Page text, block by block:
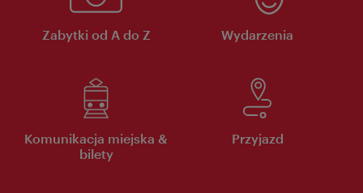
Zabytki od A do Z Wydarzenia
Komunikacja miejska &
bilety
Przyjazd